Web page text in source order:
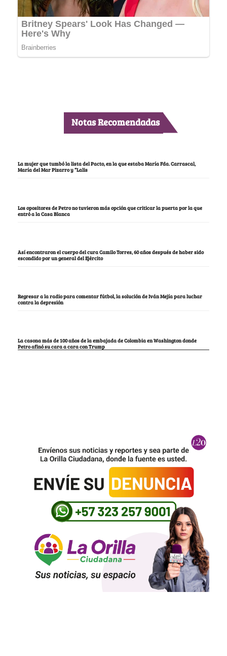
Notas Recomendadas
La mujer que tumbó la lista del Pacto, en la que estaba María Fda. Carrascal,
María del Mar Pizarro y “Lalis
Los opositores de Petro no tuvieron más opción que criticar la puerta por la que
entró a la Casa Blanca
Así encontraron el cuerpo del cura Camilo Torres, 60 años después de haber sido
escondido por un general del Ejército
Regresar a la radio para comentar fútbol, la solución de Iván Mejía para luchar
contra la depresión
La casona más de 100 años de la embajada de Colombia en Washington donde
Petro afinó su cara a cara con Trump